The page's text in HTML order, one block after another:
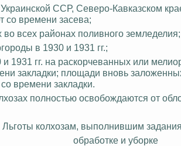
ССР, Северо-Кавказском
со времени засева;
всех районах поливного земледелия;
в 1930 и 1931 гг.;
1931 гг. на раскорчеванных или
закладки; площади вновь
времени закладки.
полностью освобождаются от
Льготы колхозам, выполнившим
обработке и уборке